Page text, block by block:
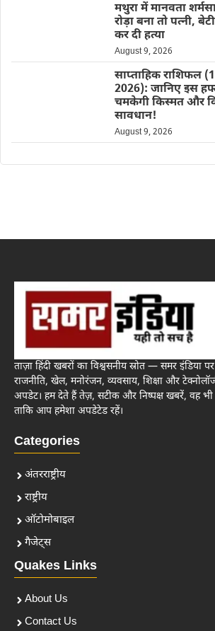
मथुरा में मानवता
रोड़ा बना तो पत्नी,
कर दी हत्या
August 9, 2026
साप्ताहिक राशिफल
2026): जानिए इस
चमकेगी किस्मत और
सावधान!
August 9, 2026
ताज़ा हिंदी खबरों का विश्वसनीय स्रोत — समर इंडिया पर पढ़ें
राजनीति, खेल, मनोरंजन, व्यवसाय, शिक्षा और
अपडेट। हम देते हैं तेज़, सटीक और निष्पक्ष खबरें, वह भी
ताकि आप हमेशा अपडेटेड रहें।
Categories
अंतरराष्ट्रीय
राष्ट्रीय
ऑटोमोबाइल
गैजेट्स
Quakes Links
About Us
Contact Us